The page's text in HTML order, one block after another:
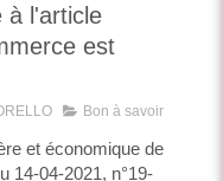
à l'article
est
Bon à savoir
et économique de
14-04-2021, n°19-